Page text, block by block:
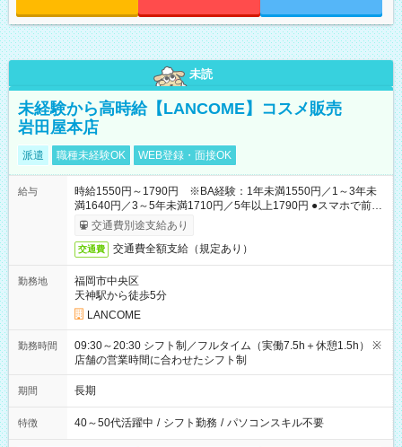
未読
未経験から高時給【LANCOME】コスメ販売
岩田屋本店
派遣 職種未経験OK WEB登録・面接OK
給与
時給1550円～1790円 ※BA経験：1年未満1550円／1～3年未
満1640円／3～5年未満1710円／5年以上1790円 ●スマホで前払
いOK（※上限、条件あり）
交通費別途支給あり
交通費 交通費全額支給（規定あり）
勤務地
福岡市中央区
天神駅から徒歩5分
LANCOME
勤務時間
09:30～20:30 シフト制／フルタイム（実働7.5h＋休憩1.5h） ※
店舗の営業時間に合わせたシフト制
期間 長期
特徴 40～50代活躍中 / シフト勤務 / パソコンスキル不要